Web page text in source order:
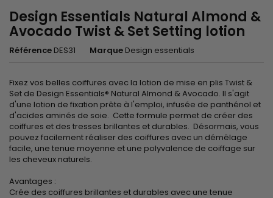
Design Essentials Natural Almond &
Avocado Twist & Set Setting lotion
Référence DES31 Marque Design essentials
Fixez vos belles coiffures avec la lotion de mise en plis Twist &
Set de Design Essentials® Natural Almond & Avocado. Il s'agit
d'une lotion de fixation prête à l'emploi, infusée de panthénol et
d'acides aminés de soie. Cette formule permet de créer des
coiffures et des tresses brillantes et durables. Désormais, vous
pouvez facilement réaliser des coiffures avec un démêlage
facile, une tenue moyenne et une polyvalence de coiffage sur
les cheveux naturels.
Avantages :
Crée des coiffures brillantes et durables avec une tenue